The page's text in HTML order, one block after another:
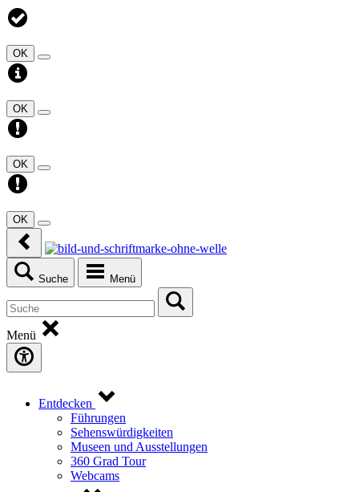
OK
OK
OK
OK
Suche Menü
Menü
Entdecken
Führungen
Sehenswürdigkeiten
Museen und Ausstellungen
360 Grad Tour
Webcams